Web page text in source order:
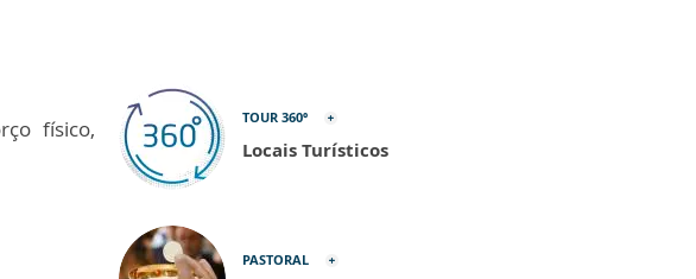
físico,
TOUR 360º
Locais Turísticos
PASTORAL